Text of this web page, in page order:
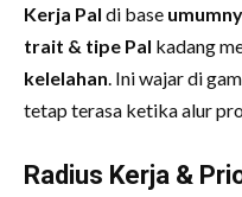
Kerja Pal di base
trait & tipe Pal kadang
kelelahan. Ini wajar di
tetap terasa ketika alur
Radius Kerja &